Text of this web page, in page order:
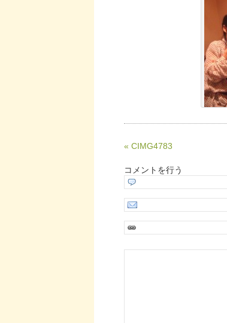
« CIMG4783
コメントを行う